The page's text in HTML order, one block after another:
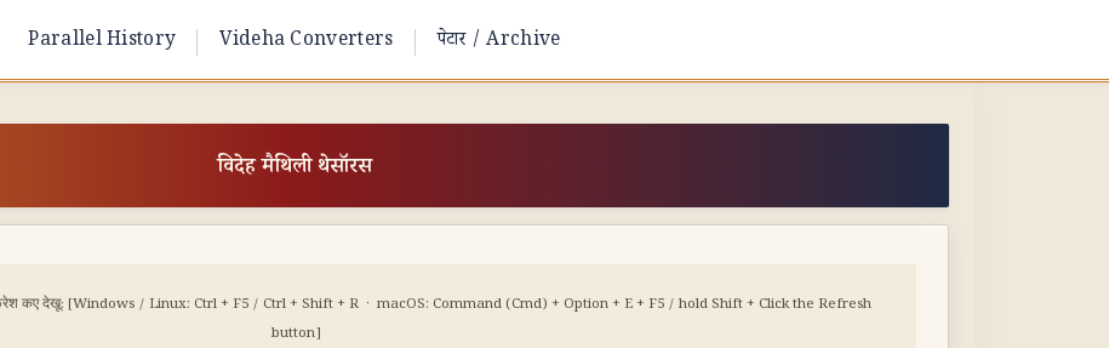
Parallel History Videha Converters पेटार / Archive
विदेह मैथिली थेसॉरस
कए देखू: [Windows / Linux: Ctrl + F5 / Ctrl + Shift + R · macOS: Command (Cmd) + Option + E + F5 / hold Shift + Click the Refresh
button]